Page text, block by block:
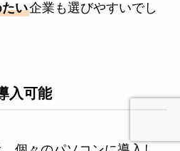
い企業も選びやすいでし
入可能